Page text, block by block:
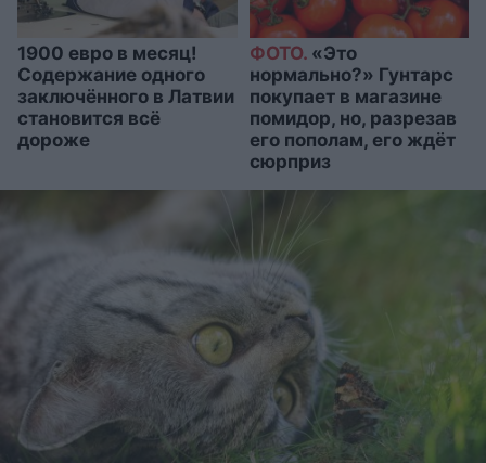
1900 евро в месяц!
Содержание одного
заключённого в Латвии
становится всё
дороже
ФОТО.«Это
нормально?» Гунтарс
покупает в магазине
помидор, но, разрезав
его пополам, его ждёт
сюрприз